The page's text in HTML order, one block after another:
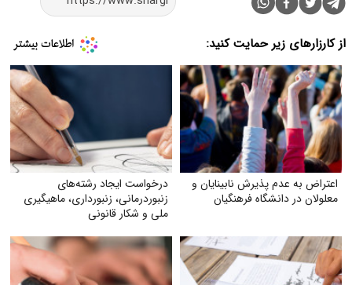
از کارزارهای زیر حمایت کنید:
اعتراض به عدم پذیرش نابینایان و
معلولان در دانشگاه فرهنگیان
درخواست ایجاد رشته‌های
زنبوردرمانی، زنبورداری، ماهیگیری
ملی و شکار قانونی